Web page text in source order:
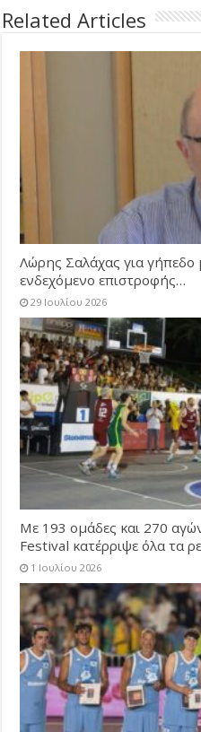
Related Articles
Λώρης Σαλάχας για γήπεδο
ενδεχόμενο επιστροφής…
29 Ιουλίου 2026
Με 193 ομάδες και 270
Festival κατέρριψε όλα τα
1 Ιουλίου 2026